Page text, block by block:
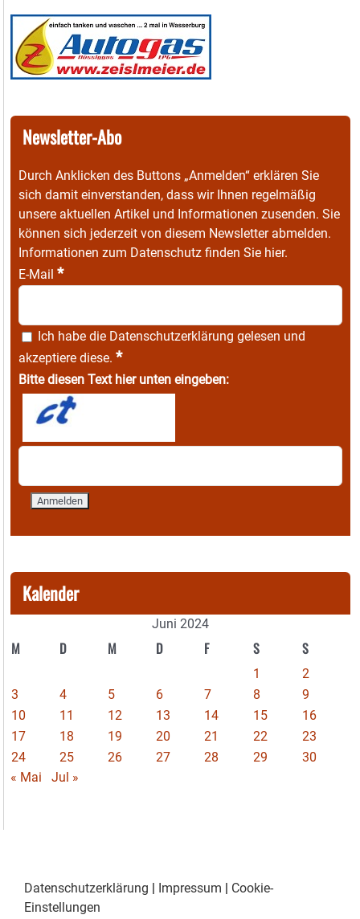
Newsletter-Abo
Durch Anklicken des Buttons „Anmelden“ erklären Sie
sich damit einverstanden, dass wir Ihnen regelmäßig
unsere aktuellen Artikel und Informationen zusenden. Sie
können sich jederzeit von diesem Newsletter abmelden.
Informationen zum Datenschutz finden Sie hier.
E-Mail *
Ich habe die Datenschutzerklärung gelesen und
akzeptiere diese. *
Bitte diesen Text hier unten eingeben:
Kalender
Juni 2024
M D M D F S S
1
2
3
4 5 6 7 8
9
10
11 12 13 14 15
16
17
18 19 20 21 22
23
24
25 26 27 28 29
30
« Mai
Jul »
Datenschutzerklärung | Impressum | Cookie-
Einstellungen